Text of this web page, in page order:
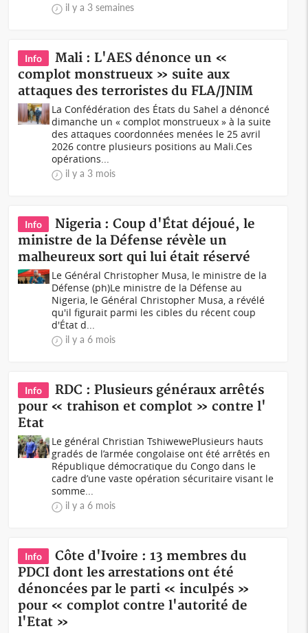
il y a 3 semaines
Info
Mali : L'AES dénonce un «
complot monstrueux » suite aux
attaques des terroristes du FLA/JNIM
La Confédération des États du Sahel a dénoncé
dimanche un « complot monstrueux » à la suite
des attaques coordonnées menées le 25 avril
2026 contre plusieurs positions au Mali.Ces
opérations...
il y a 3 mois
Info
Nigeria : Coup d'État déjoué, le
ministre de la Défense révèle un
malheureux sort qui lui était réservé
Le Général Christopher Musa, le ministre de la
Défense (ph)Le ministre de la Défense au
Nigeria, le Général Christopher Musa, a révélé
qu'il figurait parmi les cibles du récent coup
d'État d...
il y a 6 mois
Info
RDC : Plusieurs généraux arrêtés
pour « trahison et complot » contre l'
Etat
Le général Christian TshiwewePlusieurs hauts
gradés de l’armée congolaise ont été arrêtés en
République démocratique du Congo dans le
cadre d’une vaste opération sécuritaire visant le
somme...
il y a 6 mois
Info
Côte d'Ivoire : 13 membres du
PDCI dont les arrestations ont été
dénoncées par le parti « inculpés »
pour « complot contre l'autorité de
l'Etat »